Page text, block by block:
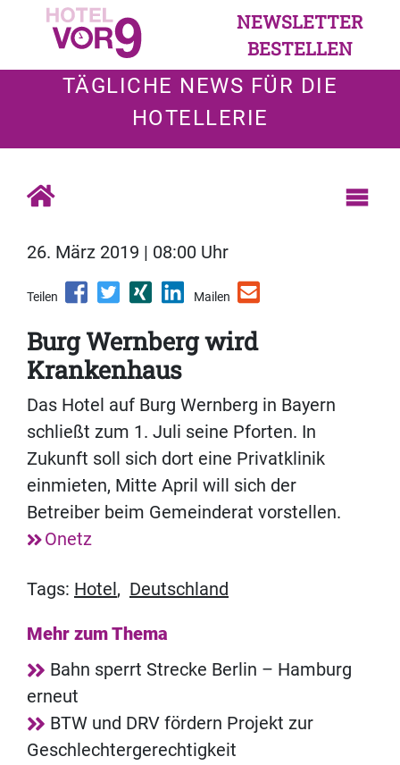
NEWSLETTER
BESTELLEN
TÄGLICHE NEWS FÜR DIE
HOTELLERIE
26. März 2019 | 08:00 Uhr
Teilen Mailen
Burg Wernberg wird
Krankenhaus
Das Hotel auf Burg Wernberg in Bayern
schließt zum 1. Juli seine Pforten. In
Zukunft soll sich dort eine Privatklinik
einmieten, Mitte April will sich der
Betreiber beim Gemeinderat vorstellen.
Onetz
Tags: Hotel , Deutschland
Mehr zum Thema
Bahn sperrt Strecke Berlin – Hamburg
erneut
BTW und DRV fördern Projekt zur
Geschlechtergerechtigkeit